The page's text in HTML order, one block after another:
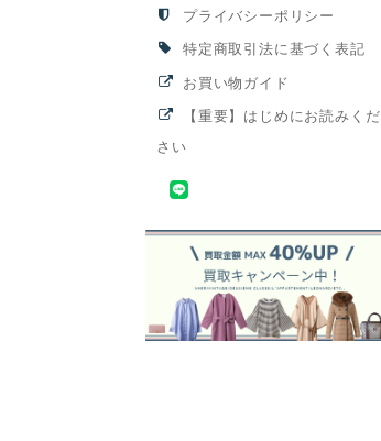
プライバシーポリシー
特定商取引法に基づく表記
お買い物ガイド
【重要】はじめにお読みくだ
さい